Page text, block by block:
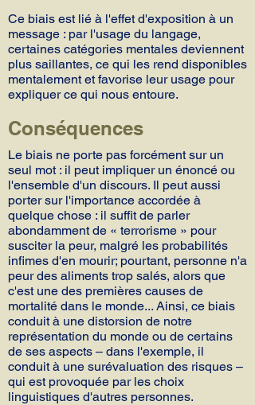
Ce biais est lié à l'effet d'exposition à un
message : par l'usage du langage,
certaines catégories mentales deviennent
plus saillantes, ce qui les rend disponibles
mentalement et favorise leur usage pour
expliquer ce qui nous entoure.
Conséquences
Le biais ne porte pas forcément sur un
seul mot : il peut impliquer un énoncé ou
l'ensemble d'un discours. Il peut aussi
porter sur l'importance accordée à
quelque chose : il suffit de parler
abondamment de « terrorisme » pour
susciter la peur, malgré les probabilités
infimes d'en mourir; pourtant, personne n'a
peur des aliments trop salés, alors que
c'est une des premières causes de
mortalité dans le monde... Ainsi, ce biais
conduit à une distorsion de notre
représentation du monde ou de certains
de ses aspects – dans l'exemple, il
conduit à une surévaluation des risques –
qui est provoquée par les choix
linguistiques d'autres personnes.